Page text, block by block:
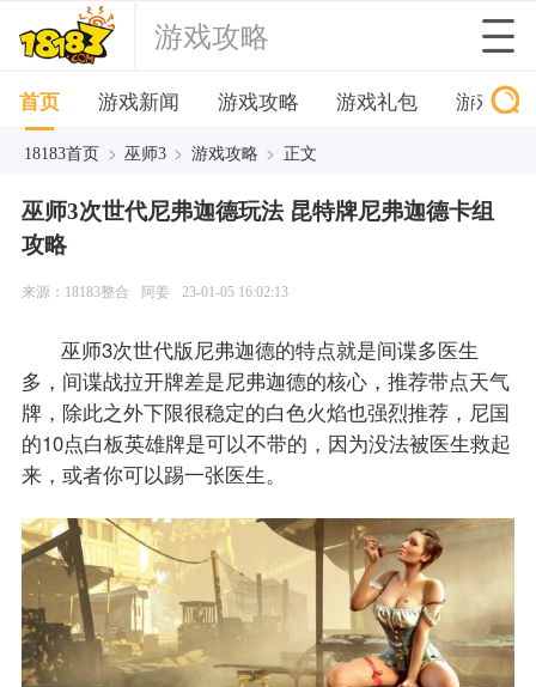
游戏攻略
首页 游戏新闻 游戏攻略 游戏礼包 游戏下
18183首页 > 巫师3 > 游戏攻略 > 正文
巫师3次世代尼弗迦德玩法 昆特牌尼弗迦德卡组
攻略
来源：18183整合 阿姜 23-01-05 16:02:13
巫师3次世代版尼弗迦德的特点就是间谍多医生
多，间谍战拉开牌差是尼弗迦德的核心，推荐带点天气
牌，除此之外下限很稳定的白色火焰也强烈推荐，尼国
的10点白板英雄牌是可以不带的，因为没法被医生救起
来，或者你可以踢一张医生。